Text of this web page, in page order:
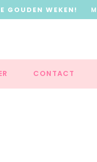
GOUDEN WEKEN!
CONTACT